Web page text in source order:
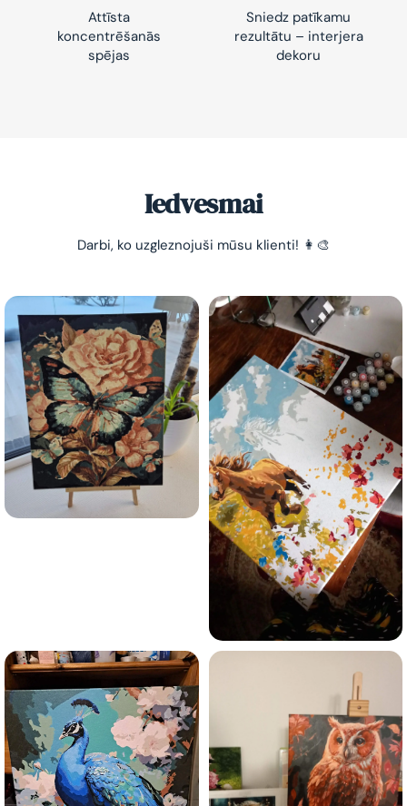
Attīsta
koncentrēšanās
spējas
Sniedz patīkamu
rezultātu – interjera
dekoru
Iedvesmai
Darbi, ko uzgleznojuši mūsu klienti! 👩‍🎨